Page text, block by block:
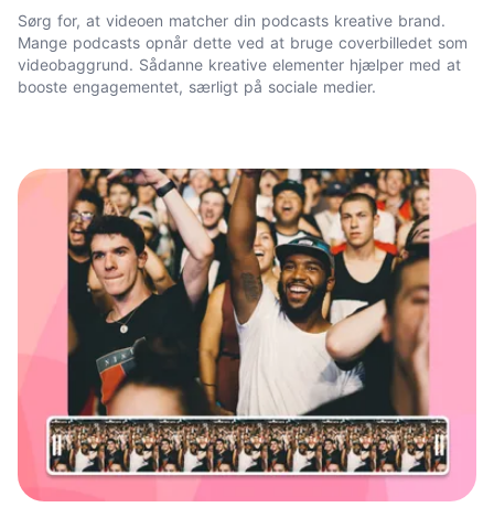
Sørg for, at videoen matcher din podcasts kreative brand.
Mange podcasts opnår dette ved at bruge coverbilledet som
videobaggrund. Sådanne kreative elementer hjælper med at
booste engagementet, særligt på sociale medier.